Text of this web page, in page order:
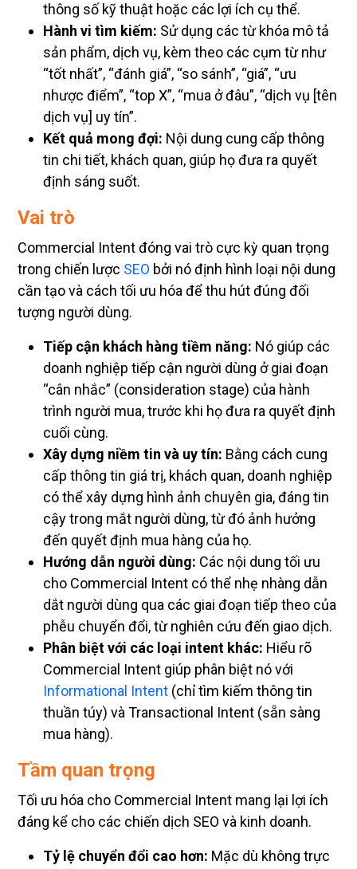
thông số kỹ thuật hoặc các lợi ích cụ thể.
Hành vi tìm kiếm: Sử dụng các từ khóa mô tả
sản phẩm, dịch vụ, kèm theo các cụm từ như
“tốt nhất”, “đánh giá”, “so sánh”, “giá”, “ưu
nhược điểm”, “top X”, “mua ở đâu”, “dịch vụ [tên
dịch vụ] uy tín”.
Kết quả mong đợi: Nội dung cung cấp thông
tin chi tiết, khách quan, giúp họ đưa ra quyết
định sáng suốt.
Vai trò
Commercial Intent đóng vai trò cực kỳ quan trọng
trong chiến lược SEO bởi nó định hình loại nội dung
cần tạo và cách tối ưu hóa để thu hút đúng đối
tượng người dùng.
Tiếp cận khách hàng tiềm năng: Nó giúp các
doanh nghiệp tiếp cận người dùng ở giai đoạn
“cân nhắc” (consideration stage) của hành
trình người mua, trước khi họ đưa ra quyết định
cuối cùng.
Xây dựng niềm tin và uy tín: Bằng cách cung
cấp thông tin giá trị, khách quan, doanh nghiệp
có thể xây dựng hình ảnh chuyên gia, đáng tin
cậy trong mắt người dùng, từ đó ảnh hưởng
đến quyết định mua hàng của họ.
Hướng dẫn người dùng: Các nội dung tối ưu
cho Commercial Intent có thể nhẹ nhàng dẫn
dắt người dùng qua các giai đoạn tiếp theo của
phễu chuyển đổi, từ nghiên cứu đến giao dịch.
Phân biệt với các loại intent khác: Hiểu rõ
Commercial Intent giúp phân biệt nó với
Informational Intent (chỉ tìm kiếm thông tin
thuần túy) và Transactional Intent (sẵn sàng
mua hàng).
Tầm quan trọng
Tối ưu hóa cho Commercial Intent mang lại lợi ích
đáng kể cho các chiến dịch SEO và kinh doanh.
Tỷ lệ chuyển đổi cao hơn: Mặc dù không trực